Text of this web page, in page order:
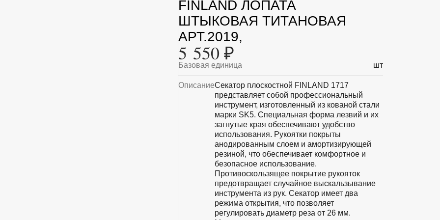
FINLAND ЛОПАТА
ШТЫКОВАЯ ТИТАНОВАЯ
АРТ.2019,
5 550 ₽
Базовая единица шт
ОписаниеСекатор плоскостной FINLAND 1717
представляет собой профессиональный
инструмент, изготовленный из кованой стали
марки SK5. Специальная форма лезвий и их
загнутые края обеспечивают удобство
использования. Рукоятки покрыты
анодированным слоем и амортизирующей
резиной, что обеспечивает комфортное и
безопасное использование.
Противоскользящее покрытие рукояток
предотвращает случайное выскальзывание
инструмента из рук. Секатор имеет два
режима открытия, что позволяет
регулировать диаметр реза от 26 мм.